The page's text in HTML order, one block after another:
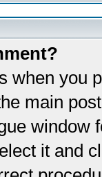
when you
main
window
it and